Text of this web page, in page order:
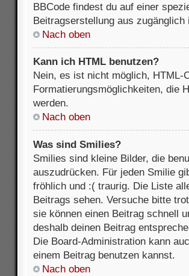
BBCode findest du auf einer
Beitragserstellung aus zugänglich
Nach oben
Kann ich HTML benutzen?
Nein, es ist nicht möglich, HTML-
Formatierungsmöglichkeiten, die
werden.
Nach oben
Was sind Smilies?
Smilies sind kleine Bilder, die
auszudrücken. Für jeden Smilie
fröhlich und :( traurig. Die Liste
Beitrags sehen. Versuche bitte
sie können einen Beitrag schnell
deshalb deinen Beitrag
Die Board-Administration kann
einem Beitrag benutzen kannst.
Nach oben